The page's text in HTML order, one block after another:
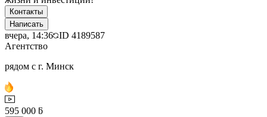
Контакты
Написать
вчера, 14:36 ID 4189587
Агентство
рядом с г. Минск
595 000 ƃ